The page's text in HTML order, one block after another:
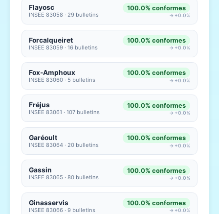
Flayosc
INSEE 83058 · 29 bulletins
100.0% conformes
→ +0.0%
Forcalqueiret
INSEE 83059 · 16 bulletins
100.0% conformes
→ +0.0%
Fox-Amphoux
INSEE 83060 · 5 bulletins
100.0% conformes
→ +0.0%
Fréjus
INSEE 83061 · 107 bulletins
100.0% conformes
→ +0.0%
Garéoult
INSEE 83064 · 20 bulletins
100.0% conformes
→ +0.0%
Gassin
INSEE 83065 · 80 bulletins
100.0% conformes
→ +0.0%
Ginasservis
INSEE 83066 · 9 bulletins
100.0% conformes
→ +0.0%